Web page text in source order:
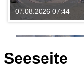
Seeseite